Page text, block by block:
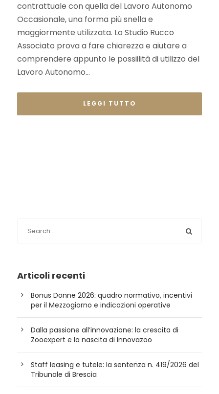
contrattuale con quella del Lavoro Autonomo
Occasionale, una forma più snella e
maggiormente utilizzata. Lo Studio Rucco
Associato prova a fare chiarezza e aiutare a
comprendere appunto le possiilità di utilizzo del
Lavoro Autonomo...
LEGGI TUTTO
Articoli recenti
Bonus Donne 2026: quadro normativo, incentivi
per il Mezzogiorno e indicazioni operative
Dalla passione all’innovazione: la crescita di
Zooexpert e la nascita di Innovazoo
Staff leasing e tutele: la sentenza n. 419/2026 del
Tribunale di Brescia